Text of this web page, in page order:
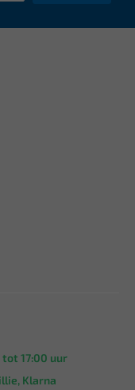
17:00 uur
Klarna